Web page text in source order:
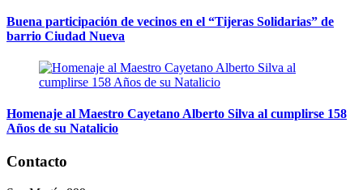
Buena participación de vecinos en el “Tijeras Solidarias” de
barrio Ciudad Nueva
Homenaje al Maestro Cayetano Alberto Silva al cumplirse 158
Años de su Natalicio
Contacto